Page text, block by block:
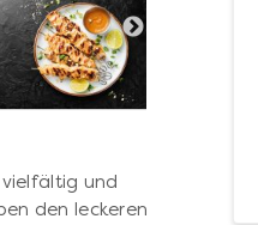
vielfältig und
den leckeren